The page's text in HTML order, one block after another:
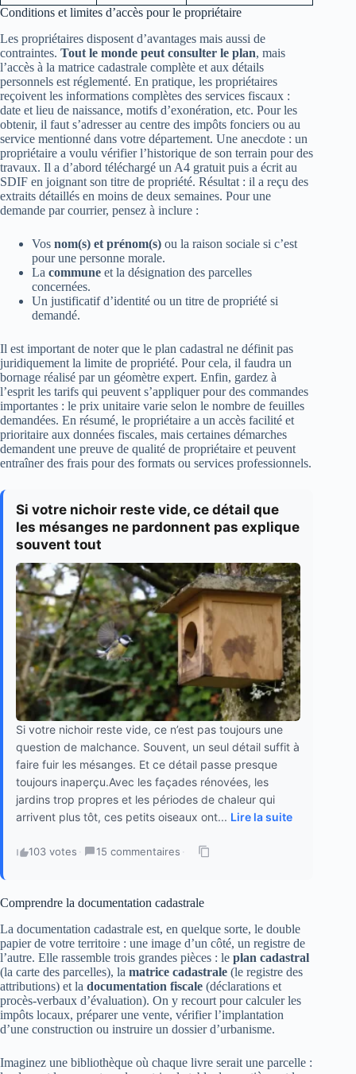
Conditions et limites d’accès pour le propriétaire
Les propriétaires disposent d’avantages mais aussi de
contraintes. Tout le monde peut consulter le plan, mais
l’accès à la matrice cadastrale complète et aux détails
personnels est réglementé. En pratique, les propriétaires
reçoivent les informations complètes des services fiscaux :
date et lieu de naissance, motifs d’exonération, etc. Pour les
obtenir, il faut s’adresser au centre des impôts fonciers ou au
service mentionné dans votre département. Une anecdote : un
propriétaire a voulu vérifier l’historique de son terrain pour des
travaux. Il a d’abord téléchargé un A4 gratuit puis a écrit au
SDIF en joignant son titre de propriété. Résultat : il a reçu des
extraits détaillés en moins de deux semaines. Pour une
demande par courrier, pensez à inclure :
Vos nom(s) et prénom(s) ou la raison sociale si c’est
pour une personne morale.
La commune et la désignation des parcelles
concernées.
Un justificatif d’identité ou un titre de propriété si
demandé.
Il est important de noter que le plan cadastral ne définit pas
juridiquement la limite de propriété. Pour cela, il faudra un
bornage réalisé par un géomètre expert. Enfin, gardez à
l’esprit les tarifs qui peuvent s’appliquer pour des commandes
importantes : le prix unitaire varie selon le nombre de feuilles
demandées. En résumé, le propriétaire a un accès facilité et
prioritaire aux données fiscales, mais certaines démarches
demandent une preuve de qualité de propriétaire et peuvent
entraîner des frais pour des formats ou services professionnels.
Si votre nichoir reste vide, ce détail que
les mésanges ne pardonnent pas explique
souvent tout
Si votre nichoir reste vide, ce n’est pas toujours une
question de malchance. Souvent, un seul détail suffit à
faire fuir les mésanges. Et ce détail passe presque
toujours inaperçu.Avec les façades rénovées, les
jardins trop propres et les périodes de chaleur qui
arrivent plus tôt, ces petits oiseaux ont... Lire la suite
103 votes · 15 commentaires ·
Comprendre la documentation cadastrale
La documentation cadastrale est, en quelque sorte, le double
papier de votre territoire : une image d’un côté, un registre de
l’autre. Elle rassemble trois grandes pièces : le plan cadastral
(la carte des parcelles), la matrice cadastrale (le registre des
attributions) et la documentation fiscale (déclarations et
procès‑verbaux d’évaluation). On y recourt pour calculer les
impôts locaux, préparer une vente, vérifier l’implantation
d’une construction ou instruire un dossier d’urbanisme.
Imaginez une bibliothèque où chaque livre serait une parcelle :